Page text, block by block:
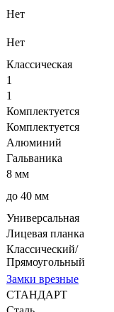
Нет
Нет
Классическая
1
1
Комплектуется
Комплектуется
Алюминий
Гальваника
8 мм
до 40 мм
Универсальная
Лицевая планка
Классический/
Прямоугольный
Замки врезные
СТАНДАРТ